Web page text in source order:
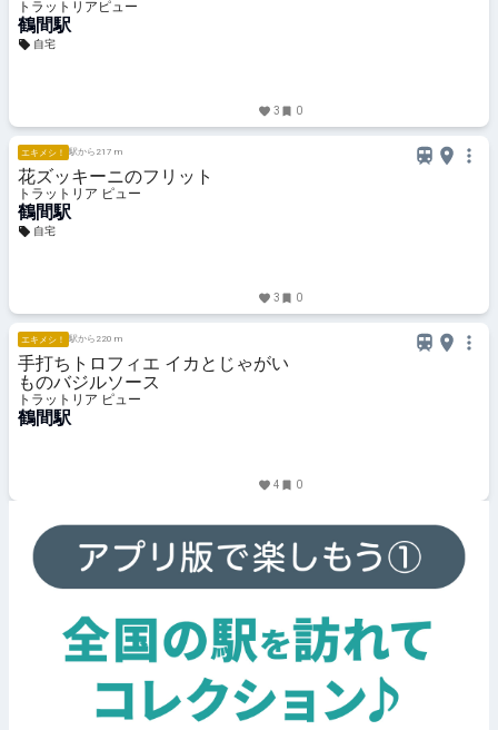
トラットリアピュー
鶴間駅
自宅
3 0
エキメシ！ 駅から217 m
花ズッキーニのフリット
トラットリア ピュー
鶴間駅
自宅
3 0
エキメシ！ 駅から220 m
手打ちトロフィエ イカとじゃがい
ものバジルソース
トラットリア ピュー
鶴間駅
4 0